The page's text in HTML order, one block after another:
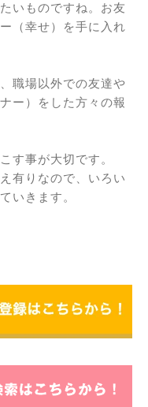
いものですね。お友
（幸せ）を手に入れ
職場以外での友達や
ー）をした方々の報
す事が大切です。
有りなので、いろい
いきます。